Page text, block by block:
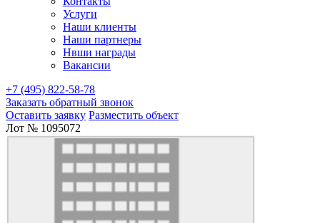
Услуги
Наши клиенты
Наши партнеры
Нвши награды
Вакансии
+7 (495) 822-58-78
Заказать обратный звонок
Оставить заявку Разместить объект
Лот № 1095072